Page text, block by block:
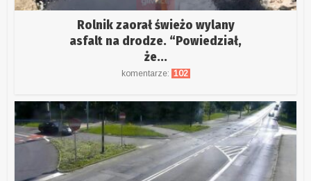
Rolnik zaorał świeżo wylany
asfalt na drodze. “Powiedział,
że...
komentarze: 102